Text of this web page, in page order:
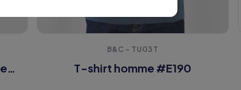
T-shirt manches courtes Super Premium (61-044-0)
B&C - TU03T
T-shirt homme #E190